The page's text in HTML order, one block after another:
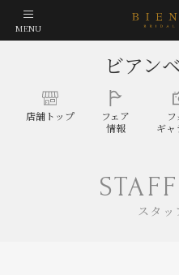
MENU
ビアン
店舗トップ
フェア
情報
フ
ギャ
スタッ